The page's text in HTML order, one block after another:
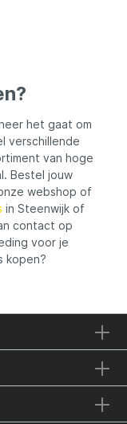
het gaat om
verschillende
van hoge
Bestel jouw
webshop of
in Steenwijk of
contact op
voor je
kopen?